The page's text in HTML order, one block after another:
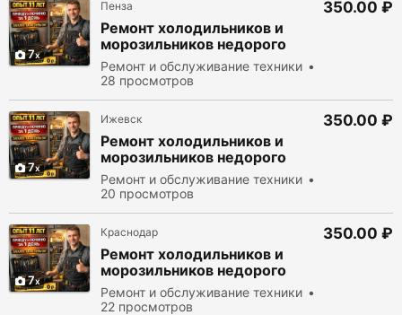
7
Пенза
Ремонт холодильников и
морозильников недорого
Ремонт и обслуживание техники
28 просмотров
350.00 ₽
7
Ижевск
Ремонт холодильников и
морозильников недорого
Ремонт и обслуживание техники
20 просмотров
350.00 ₽
7
Краснодар
Ремонт холодильников и
морозильников недорого
Ремонт и обслуживание техники
22 просмотров
350.00 ₽